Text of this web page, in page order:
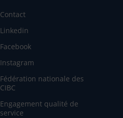
Contact
Linkedin
Facebook
Instagram
Fédération nationale des
CIBC
Engagement qualité de
service